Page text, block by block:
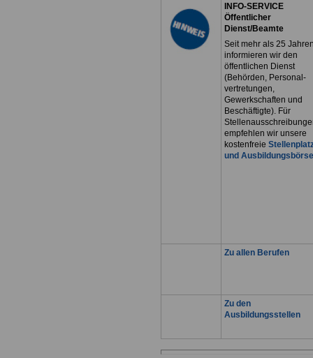
INFO-SERVICE
Öffentlicher
Dienst/Beamte
Seit mehr als 25
informieren wir den
öffentlichen Dienst
(Behörden, Personal-
vertretungen,
Gewerkschaften und
Beschäftigte). Für
empfehlen wir unsere
kostenfreie
und Ausbildungsbörse
Zu allen Berufen
Zu den
Ausbildungsstellen